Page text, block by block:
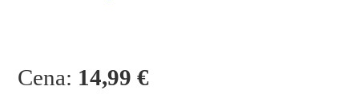
Cena: 14,99 €